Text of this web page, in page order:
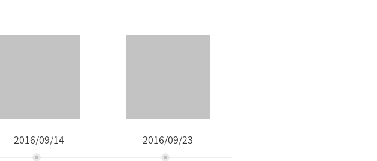
2016/09/14 2016/09/23